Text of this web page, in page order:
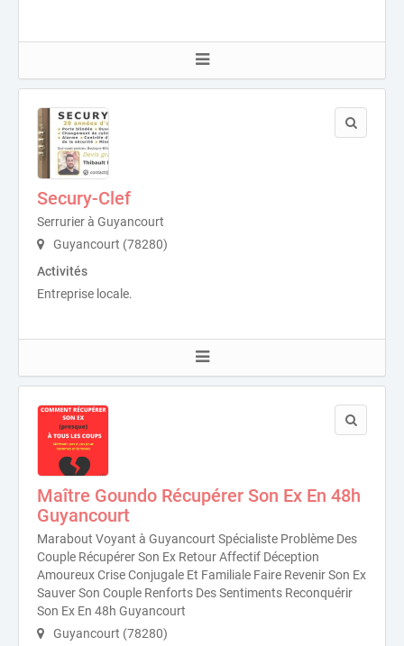
Secury-Clef
Serrurier à Guyancourt
Guyancourt (78280)
Activités
Entreprise locale.
Maître Goundo Récupérer Son Ex En 48h
Guyancourt
Marabout Voyant à Guyancourt Spécialiste Problème Des
Couple Récupérer Son Ex Retour Affectif Déception
Amoureux Crise Conjugale Et Familiale Faire Revenir Son Ex
Sauver Son Couple Renforts Des Sentiments Reconquérir
Son Ex En 48h Guyancourt
Guyancourt (78280)